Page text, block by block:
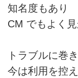
知名度もあり
CM でもよく
トラブルに巻
今は利用を控